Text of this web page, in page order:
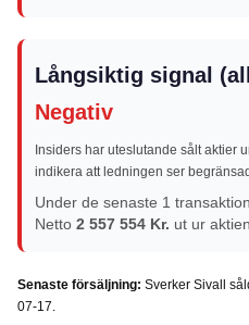
Långsiktig signal
Negativ
Insiders har uteslutande sålt aktier
indikera att ledningen ser
Under de senaste 1
Netto 2 557 554 Kr. ut ur
Senaste försäljning: Sverker Sivall
07-17.